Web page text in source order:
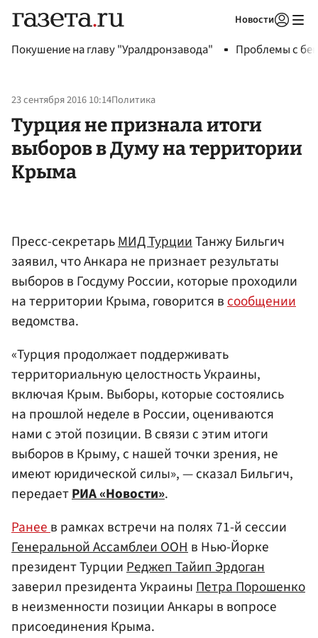
Новости
Покушение на главу "Уралдронзавода" Проблемы с
23 сентября 2016 10:14Политика
Турция не признала итоги
выборов в Думу на территории
Крыма
Пресс-секретарьМИД ТурцииТанжу Бильгич
заявил, что Анкара не признает результаты
выборов в Госдуму России, которые проходили
на территории Крыма, говорится всообщении
ведомства.
«Турция продолжает поддерживать
территориальную целостность Украины,
включая Крым. Выборы, которые состоялись
на прошлой неделе в России, оцениваются
нами с этой позиции. В связи с этим итоги
выборов в Крыму, с нашей точки зрения, не
имеют юридической силы», — сказал Бильгич,
передаетРИА «Новости».
Ранеев рамках встречи на полях 71-й сессии
Генеральной Ассамблеи ООНв Нью-Йорке
президент ТурцииРеджеп Тайип Эрдоган
заверил президента УкраиныПетра Порошенко
в неизменности позиции Анкары в вопросе
присоединения Крыма.